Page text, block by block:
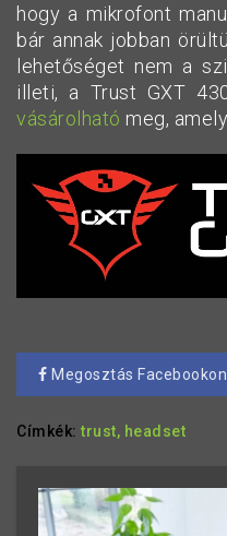
hogy a mikrofont
bár annak jobban
lehetőséget nem a
illeti, a Trust GXT
vásárolható meg,
Megosztás Facebookon
Címkék: trust, headset